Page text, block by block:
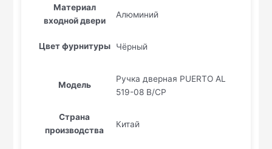
Материал
входной двери
Алюминий
Цвет фурнитуры Чёрный
Модель
Ручка дверная PUERTO AL
519-08 B/CP
Страна
производства
Китай